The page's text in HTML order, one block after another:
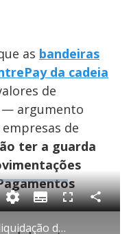
as bandeiras
da cadeia
de
— argumento
de
ter a guarda
Banco Central decreta liquidação do Banco Pleno, controlado por ex-sócio do Master
S
u
b
i
F C
o